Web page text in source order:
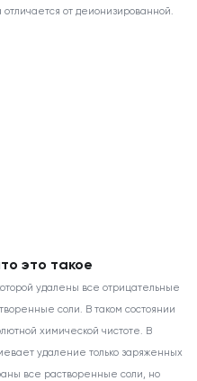
от деионизированной.
это такое
удалены все отрицательные
соли. В таком состоянии
химической чистоте. В
удаление только заряженных
все растворенные соли, но